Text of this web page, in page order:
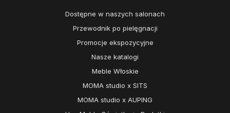
Dostępne w naszych salonach
Przewodnik po pielęgnacji
Promocje ekspozycyjne
Nasze katalogi
Meble Włoskie
MOMA studio x SITS
MOMA studio x AUPING